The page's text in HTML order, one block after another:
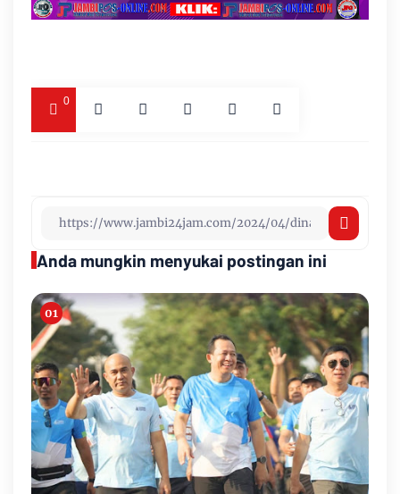
0
Anda mungkin menyukai postingan ini